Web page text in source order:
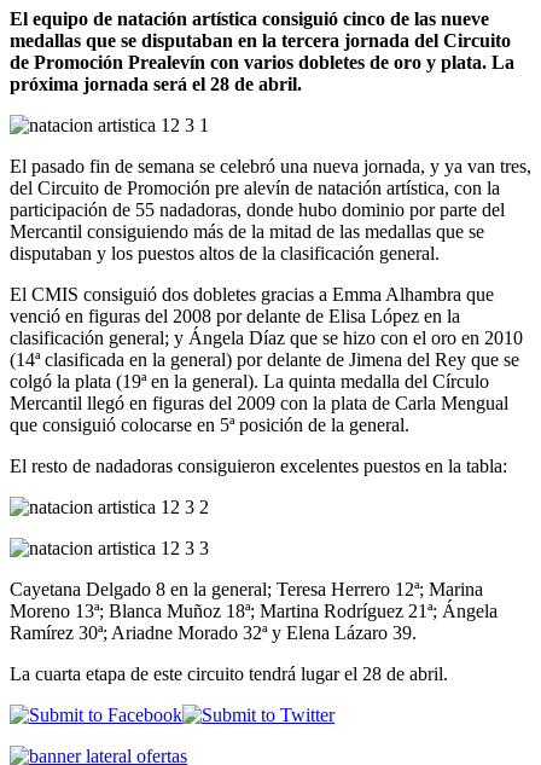
El equipo de natación artística consiguió cinco de las nueve
medallas que se disputaban en la tercera jornada del Circuito
de Promoción Prealevín con varios dobletes de oro y plata. La
próxima jornada será el 28 de abril.
El pasado fin de semana se celebró una nueva jornada, y ya van tres,
del Circuito de Promoción pre alevín de natación artística, con la
participación de 55 nadadoras, donde hubo dominio por parte del
Mercantil consiguiendo más de la mitad de las medallas que se
disputaban y los puestos altos de la clasificación general.
El CMIS consiguió dos dobletes gracias a Emma Alhambra que
venció en figuras del 2008 por delante de Elisa López en la
clasificación general; y Ángela Díaz que se hizo con el oro en 2010
(14ª clasificada en la general) por delante de Jimena del Rey que se
colgó la plata (19ª en la general). La quinta medalla del Círculo
Mercantil llegó en figuras del 2009 con la plata de Carla Mengual
que consiguió colocarse en 5ª posición de la general.
El resto de nadadoras consiguieron excelentes puestos en la tabla:
Cayetana Delgado 8 en la general; Teresa Herrero 12ª; Marina
Moreno 13ª; Blanca Muñoz 18ª; Martina Rodríguez 21ª; Ángela
Ramírez 30ª; Ariadne Morado 32ª y Elena Lázaro 39.
La cuarta etapa de este circuito tendrá lugar el 28 de abril.